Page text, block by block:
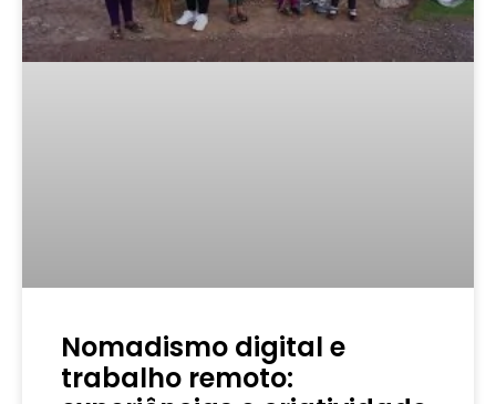
Nomadismo digital e
trabalho remoto: